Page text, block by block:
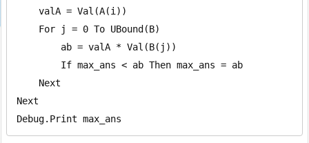
Next
Debug.Print max_ans